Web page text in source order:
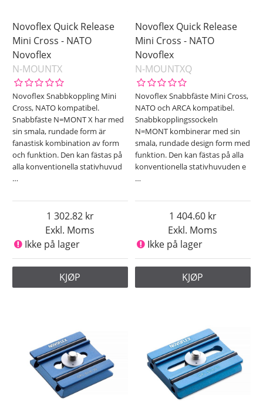
Novoflex Quick Release
Mini Cross - NATO
Novoflex
N-MOUNTX
Novoflex Snabbkoppling Mini
Cross, NATO kompatibel.
Snabbfäste N=MONT X har med
sin smala, rundade form är
fanastisk kombination av form
och funktion. Den kan fästas på
alla konventionella stativhuvud
…
Exkl. Moms
1 302.82
Ikke på lager
KJØP
Novoflex Quick Release
Mini Cross - NATO
Novoflex
N-MOUNTXQ
Novoflex Snabbfäste Mini Cross,
NATO och ARCA kompatibel.
Snabbkopplingssockeln
N=MONT kombinerar med sin
smala, rundade design form med
funktion. Den kan fästas på alla
konventionella stativhuvuden e
…
Exkl. Moms
1 404.60
Ikke på lager
KJØP